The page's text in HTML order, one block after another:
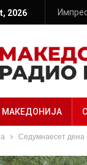
2026
МАКЕДОНИЈА
Седумнаесет дена